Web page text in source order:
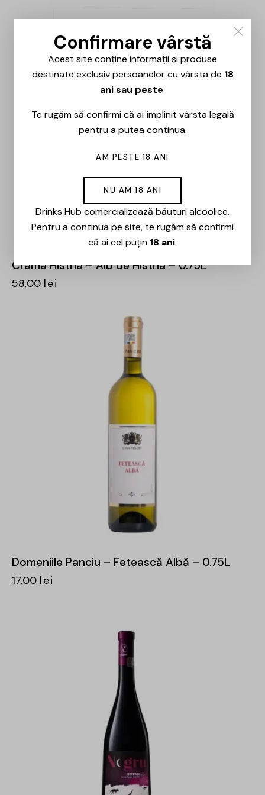
Crama Histria – Alb de Histria – 0.75L
58,00 lei
Domeniile Panciu – Fetească Albă – 0.75L
17,00 lei
Confirmare vârstă
Acest site conține informații și produse
destinate exclusiv persoanelor cu vârsta de 18
ani sau peste.
Te rugăm să confirmi că ai împlinit vârsta legală
pentru a putea continua.
AM PESTE 18 ANI
NU AM 18 ANI
Drinks Hub comercializează băuturi alcoolice.
Pentru a continua pe site, te rugăm să confirmi
că ai cel puțin 18 ani.